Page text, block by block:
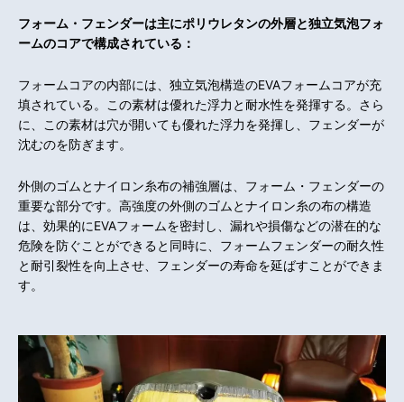
フォーム・フェンダーは主にポリウレタンの外層と独立気泡フォ
ームのコアで構成されている：
フォームコアの内部には、独立気泡構造のEVAフォームコアが充
填されている。この素材は優れた浮力と耐水性を発揮する。さら
に、この素材は穴が開いても優れた浮力を発揮し、フェンダーが
沈むのを防ぎます。
外側のゴムとナイロン糸布の補強層は、フォーム・フェンダーの
重要な部分です。高強度の外側のゴムとナイロン糸の布の構造
は、効果的にEVAフォームを密封し、漏れや損傷などの潜在的な
危険を防ぐことができると同時に、フォームフェンダーの耐久性
と耐引裂性を向上させ、フェンダーの寿命を延ばすことができま
す。